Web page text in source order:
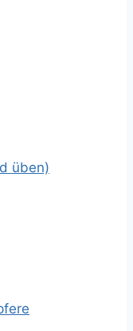
üben)